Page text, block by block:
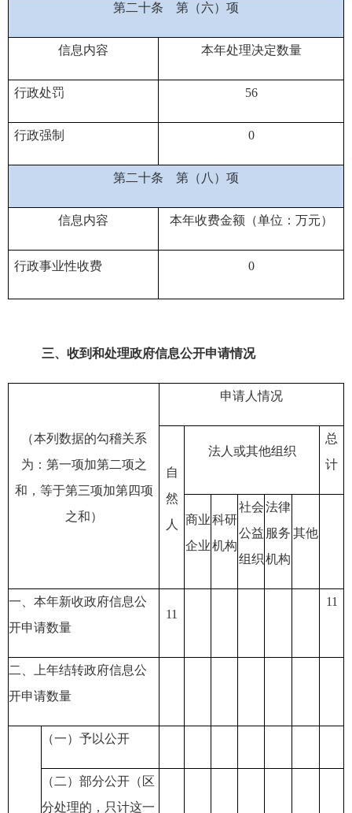
第二十条 第（六）项
信息内容 本年处理决定数量
行政处罚 56
行政强制 0
第二十条 第（八）项
信息内容 本年收费金额（单位：万元）
行政事业性收费 0
三、 收到和处理政府信息公开申请情况
（本列数据的勾稽关系
为：第一项加第二项之
和，等于第三项加第四项
之和）
申请人情况
自
然
人
法人或其他组织
总
计
商业
企业
科研
机构
社会
公益
组织
法律
服务
机构
其他
一、本年新收政府信息公
开申请数量
11
11
二、上年结转政府信息公
开申请数量
（一）予以公开
（二）部分公开 （区
分处理的，只计这一